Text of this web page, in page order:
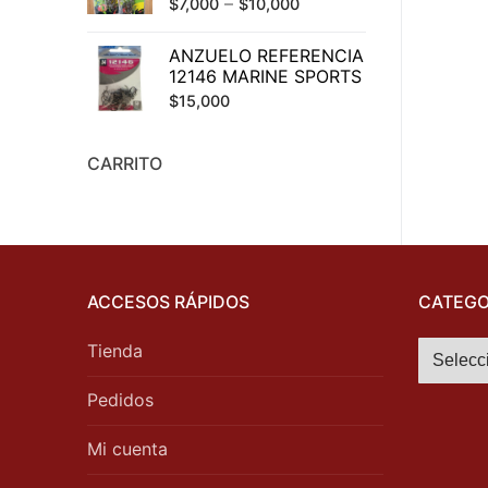
$420,000.
$7,000 $10,000
ANZUELO REFERENCIA
12146 MARINE SPORTS
$15,000
CARRITO
ACCESOS RÁPIDOS
Tienda
Pedidos
Mi cuenta